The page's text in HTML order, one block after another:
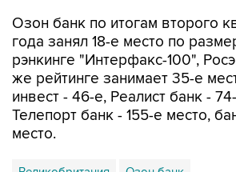
Озон банк по итогам второго
года занял 18-е место по
рэнкинге "Интерфакс-100",
же рейтинге занимает 35-е
инвест - 46-е, Реалист банк -
Телепорт банк - 155-е место,
место.